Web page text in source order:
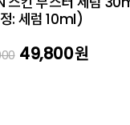
: 세럼 10ml)
49,800원